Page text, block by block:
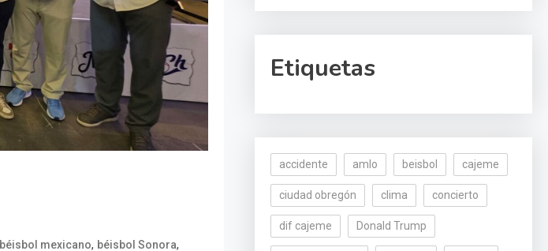
béisbol mexicano, béisbol Sonora,
Etiquetas
accidente amlo beisbol cajeme
ciudad obregón clima concierto
dif cajeme Donald Trump